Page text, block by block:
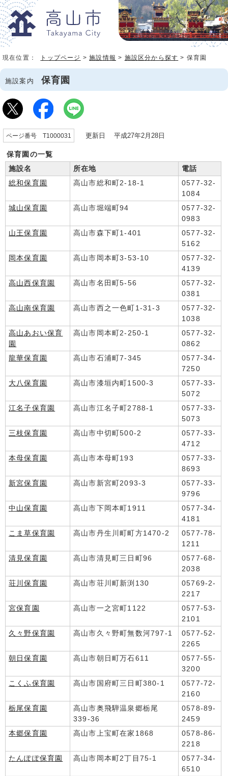
現在位置： トップページ >施設情報 > 施設区分から探す > 保育園
施設案内 保育園
ページ番号 T1000031 更新日 平成27年2月28日
保育園の一覧
施設名
所在地
電話
総和保育園
高山市総和町2-18-1
0577-32-
1084
城山保育園
高山市堀端町94
0577-32-
0983
山王保育園
高山市森下町1-401
0577-32-
5162
岡本保育園
高山市岡本町3-53-10
0577-32-
4139
高山西保育園
高山市名田町5-56
0577-32-
0381
高山南保育園
高山市西之一色町1-31-3
0577-32-
1038
高山あおい保育
園
高山市岡本町2-250-1
0577-32-
0862
龍華保育園
高山市石浦町7-345
0577-34-
7250
大八保育園
高山市漆垣内町1500-3
0577-33-
5072
江名子保育園
高山市江名子町2788-1
0577-33-
5073
三枝保育園
高山市中切町500-2
0577-33-
4712
本母保育園
高山市本母町193
0577-33-
8693
新宮保育園
高山市新宮町2093-3
0577-33-
9796
中山保育園
高山市下岡本町1911
0577-34-
4181
こま草保育園
高山市丹生川町町方1470-2
0577-78-
1211
清見保育園
高山市清見町三日町96
0577-68-
2038
荘川保育園
高山市荘川町新渕130
05769-2-
2217
宮保育園
高山市一之宮町1122
0577-53-
2101
久々野保育園
高山市久々野町無数河797-1
0577-52-
2265
朝日保育園
高山市朝日町万石611
0577-55-
3200
こくふ保育園
高山市国府町三日町380-1
0577-72-
2160
栃尾保育園
高山市奥飛騨温泉郷栃尾
339-36
0578-89-
2459
本郷保育園
高山市上宝町在家1868
0578-86-
2218
たんぽぽ保育園
高山市岡本町2丁目75-1
0577-34-
6510